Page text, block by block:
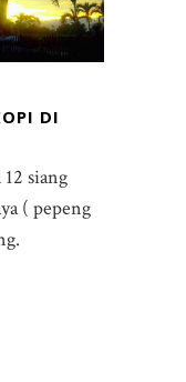
DI
siang
( pepeng